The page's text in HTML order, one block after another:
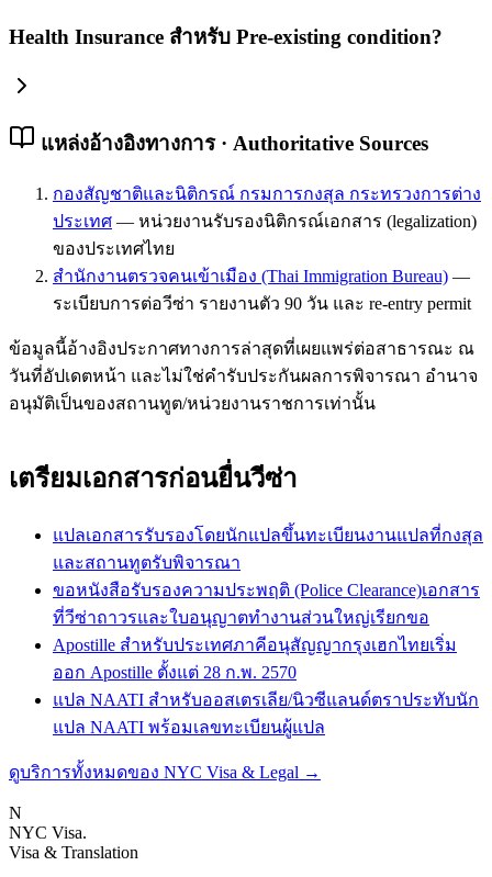
Health Insurance สำหรับ Pre-existing condition?
แหล่งอ้างอิงทางการ · Authoritative Sources
กองสัญชาติและนิติกรณ์ กรมการกงสุล กระทรวงการต่าง
ประเทศ — หน่วยงานรับรองนิติกรณ์เอกสาร (legalization)
ของประเทศไทย
สำนักงานตรวจคนเข้าเมือง (Thai Immigration Bureau) —
ระเบียบการต่อวีซ่า รายงานตัว 90 วัน และ re-entry permit
ข้อมูลนี้อ้างอิงประกาศทางการล่าสุดที่เผยแพร่ต่อสาธารณะ ณ
วันที่อัปเดตหน้า และไม่ใช่คำรับประกันผลการพิจารณา อำนาจ
อนุมัติเป็นของสถานทูต/หน่วยงานราชการเท่านั้น
เตรียมเอกสารก่อนยื่นวีซ่า
แปลเอกสารรับรองโดยนักแปลขึ้นทะเบียนงานแปลที่กงสุล
และสถานทูตรับพิจารณา
ขอหนังสือรับรองความประพฤติ (Police Clearance)เอกสาร
ที่วีซ่าถาวรและใบอนุญาตทำงานส่วนใหญ่เรียกขอ
Apostille สำหรับประเทศภาคีอนุสัญญากรุงเฮกไทยเริ่ม
ออก Apostille ตั้งแต่ 28 ก.พ. 2570
แปล NAATI สำหรับออสเตรเลีย/นิวซีแลนด์ตราประทับนัก
แปล NAATI พร้อมเลขทะเบียนผู้แปล
ดูบริการทั้งหมดของ NYC Visa & Legal →
N
NYC Visa.
Visa & Translation